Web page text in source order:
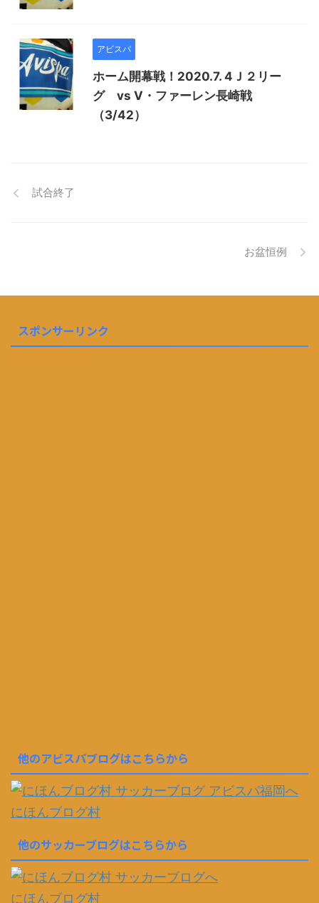
アビスパ
ホーム開幕戦！2020.7. 4Ｊ２リー
グ vs Ⅴ・ファーレン長崎戦
（3/42）
試合終了
お盆恒例
スポンサーリンク
他のアビスパブログはこちらから
にほんブログ村
他のサッカーブログはこちらから
にほんブログ村